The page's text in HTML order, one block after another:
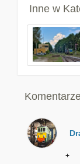
Inne w
+